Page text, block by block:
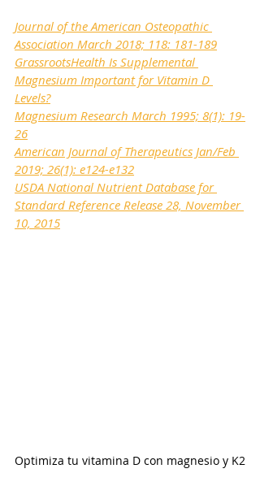
Journal of the American Osteopathic
Association March 2018; 118: 181-189
GrassrootsHealth Is Supplemental
Magnesium Important for Vitamin D
Levels?
Magnesium Research March 1995; 8(1): 19-
26
American Journal of Therapeutics Jan/Feb
2019; 26(1): e124-e132
USDA National Nutrient Database for
Standard Reference Release 28, November
10, 2015
Optimiza tu vitamina D con magnesio y K2